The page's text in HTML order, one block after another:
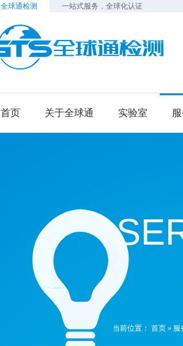
全球通检测 一站式服务，全球化认证
首页 关于全球通 实验室
当前位置： 首页» 服